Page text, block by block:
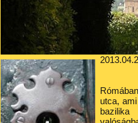
utca,
bazilika